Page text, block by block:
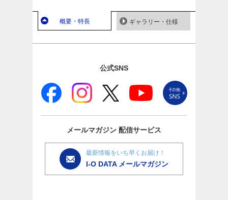
概要・特長 ギャラリー・仕様
公式SNS
メールマガジン 配信サービス
最新情報をいち早くお届け！
I-O DATA メールマガジン